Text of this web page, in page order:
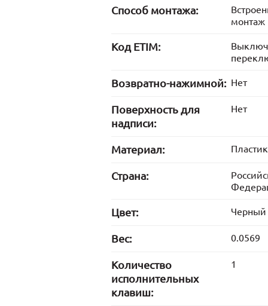
Способ монтажа:
монтаж
Код ETIM:
Возвратно-нажимной: Нет
Поверхность для
надписи:
Нет
Материал: Пластик
Страна:
Цвет: Черный
Вес: 0.0569
Количество
исполнительных
клавиш:
1